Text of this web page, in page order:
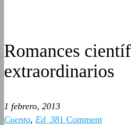
Romances
extraordinarios
1 febrero, 2013
Cuento, Ed_381 Comment